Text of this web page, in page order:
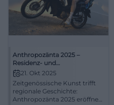
Anthropozänta 2025 –
Residenz- und
Ausstellungsformat
zeitgenössischer Kunst in Hof
21. Okt 2025
Zeitgenössische Kunst trifft
regionale Geschichte:
Anthropozänta 2025 eröffnet